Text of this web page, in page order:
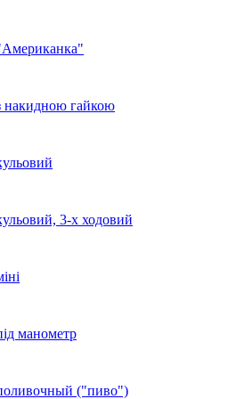
накидною гайкою
3-х ходовий
манометр
("пиво")